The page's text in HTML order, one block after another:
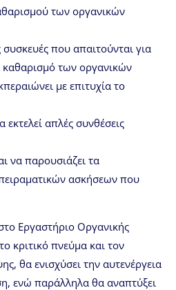
των οργανικών
που απαιτούνται για
καθαρισμό των οργανικών
με επιτυχία το
απλές συνθέσεις
να παρουσιάζει τα
ασκήσεων που
Εργαστήριο Οργανικής
κριτικό πνεύμα και τον
θα ενισχύσει την αυτενέργεια
ενώ παράλληλα θα αναπτύξει